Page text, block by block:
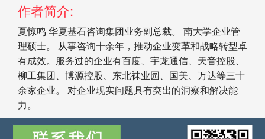
作者简介:
夏惊鸣 华夏基石咨询集团业务副总裁。 南大学企业管
理硕士。 从事咨询十余年，推动企业变革和战略转型卓
有成效。服务过的企业有百度、宇龙通信、天音控股、
柳工集团、博源控股、东北袜业园、国美、万达等三十
余家企业。 对企业现实问题具有突出的洞察和解决能
力。